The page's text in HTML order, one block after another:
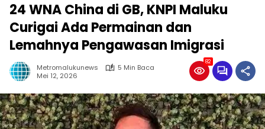
24 WNA China di GB, KNPI Maluku
Curigai Ada Permainan dan
Lemahnya Pengawasan Imigrasi
Metromalukunews
5 Min Baca
Mei 12, 2026
82